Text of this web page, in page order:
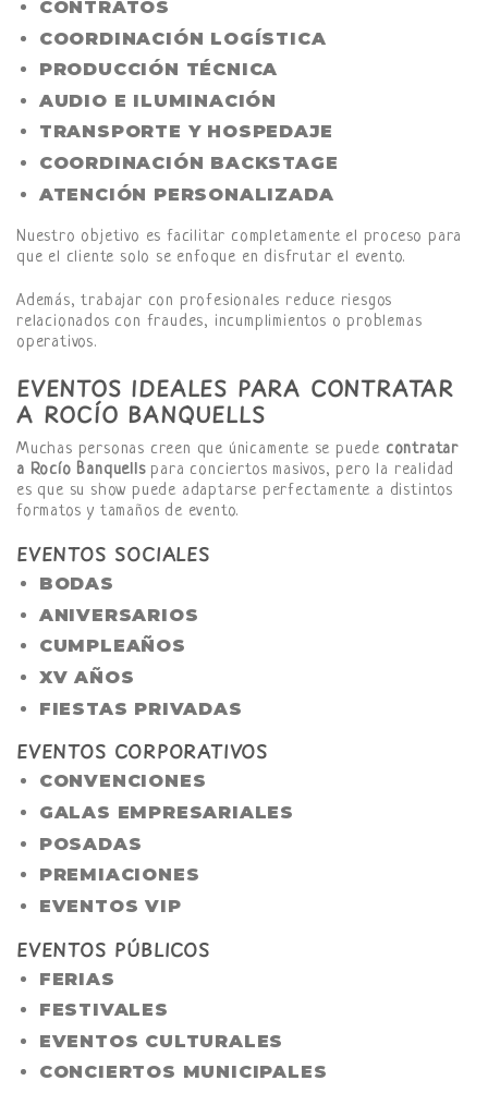
CONTRATOS
COORDINACIÓN LOGÍSTICA
PRODUCCIÓN TÉCNICA
AUDIO E ILUMINACIÓN
TRANSPORTE Y HOSPEDAJE
COORDINACIÓN BACKSTAGE
ATENCIÓN PERSONALIZADA
Nuestro objetivo es facilitar completamente el proceso para
que el cliente solo se enfoque en disfrutar el evento.
Además, trabajar con profesionales reduce riesgos
relacionados con fraudes, incumplimientos o problemas
operativos.
EVENTOS IDEALES PARA CONTRATAR
A ROCÍO BANQUELLS
Muchas personas creen que únicamente se puede contratar
a Rocío Banquellspara conciertos masivos, pero la realidad
es que su show puede adaptarse perfectamente a distintos
formatos y tamaños de evento.
EVENTOS SOCIALES
BODAS
ANIVERSARIOS
CUMPLEAÑOS
XV AÑOS
FIESTAS PRIVADAS
EVENTOS CORPORATIVOS
CONVENCIONES
GALAS EMPRESARIALES
POSADAS
PREMIACIONES
EVENTOS VIP
EVENTOS PÚBLICOS
FERIAS
FESTIVALES
EVENTOS CULTURALES
CONCIERTOS MUNICIPALES